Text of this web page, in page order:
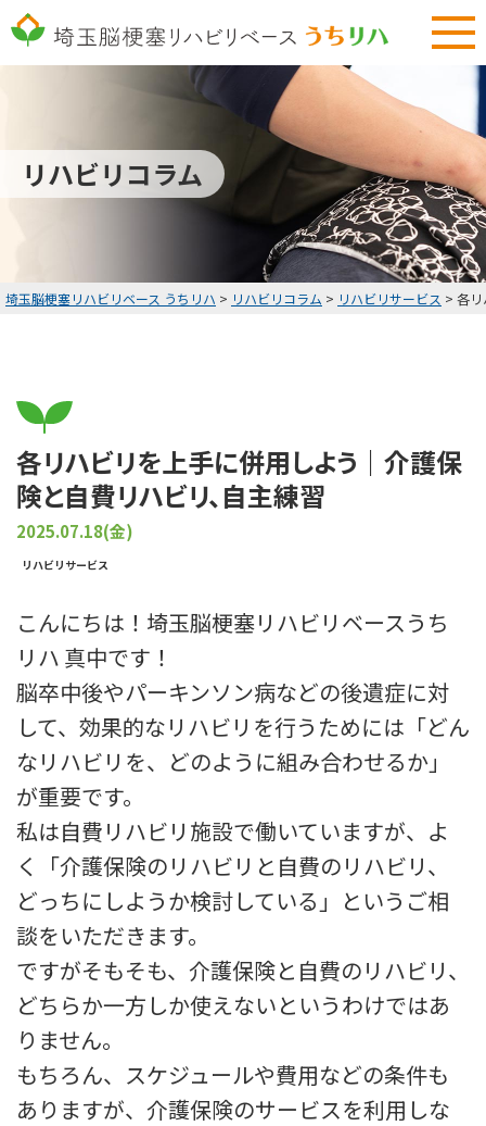
048-577-3794
無料リハビリ体験
HOME
お客様の声・改善実績
リハビリコラム
お知らせ
プライバシーポリシー
リハビリコラム
埼玉脳梗塞リハビリベース うちリハ > リハビリコラム > リハビリサービス > 各リ
各リハビリを上手に併用しよう｜介護保
険と自費リハビリ、自主練習
2025.07.18(金)
リハビリサービス
こんにちは！埼玉脳梗塞リハビリベースうち
リハ 真中です！
脳卒中後やパーキンソン病などの後遺症に対
して、効果的なリハビリを行うためには「どん
なリハビリを、どのように組み合わせるか」
が重要です。
私は自費リハビリ施設で働いていますが、よ
く「介護保険のリハビリと自費のリハビリ、
どっちにしようか検討している」というご相
談をいただきます。
ですがそもそも、介護保険と自費のリハビリ、
どちらか一方しか使えないというわけではあ
りません。
もちろん、スケジュールや費用などの条件も
ありますが、介護保険のサービスを利用しな